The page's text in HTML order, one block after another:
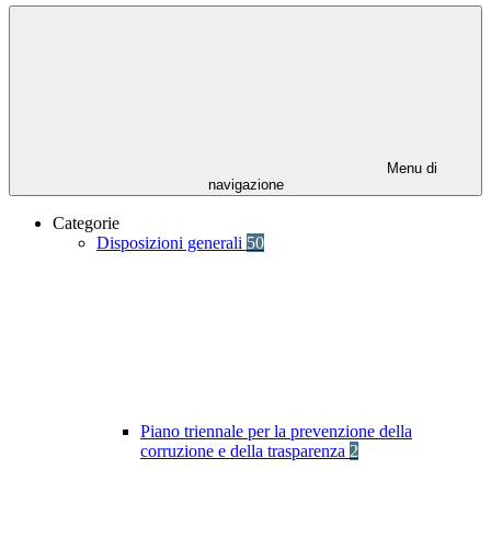
Menu di
navigazione
Categorie
Disposizioni generali 50
Piano triennale per la prevenzione della
corruzione e della trasparenza 2